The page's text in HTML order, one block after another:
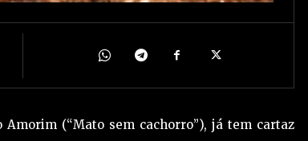
(“Mato sem cachorro”), já tem cartaz